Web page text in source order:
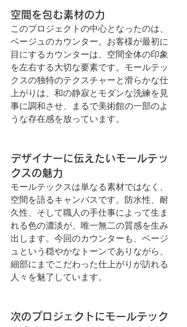
空間を包む素材の力
このプロジェクトの中心となったのは、
ベージュのカウンター。お客様が最初に
目にするカウンターは、空間全体の印象
を左右する大切な要素です。モールテッ
クスの独特のテクスチャーと滑らかな仕
上がりは、和の静寂とモダンな洗練を見
事に調和させ、まるで美術館の一部のよ
うな存在感を放っています。
デザイナーに伝えたいモールテッ
クスの魅力
モールテックスは単なる素材ではなく、
空間を語るキャンバスです。防水性、耐
久性、そして職人の手仕事によって生ま
れる色の濃淡が、唯一無二の質感を生み
出します。今回のカウンターも、ベージ
ュという穏やかなトーンでありながら、
細部にまでこだわった仕上がりが訪れる
人々を魅了しています。
次のプロジェクトにモールテック